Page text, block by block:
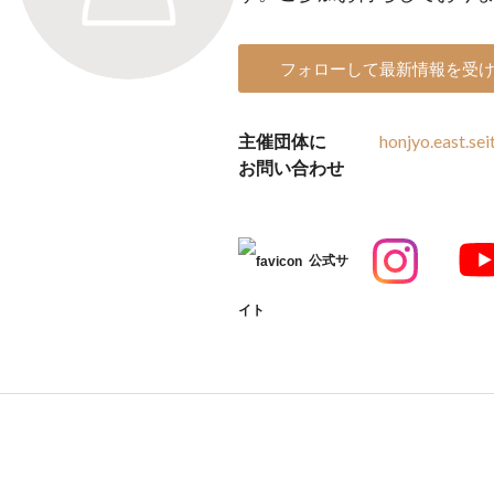
フォローして最新情報を受
主催団体に
お問い合わせ
公式サ
イト